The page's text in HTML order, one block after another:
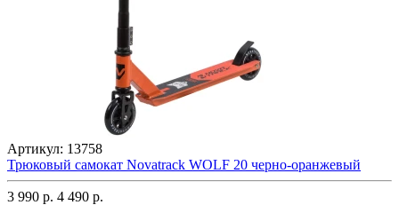
Артикул: 13758
Трюковый самокат Novatrack WOLF 20 черно-оранжевый
3 990 р. 4 490 р.